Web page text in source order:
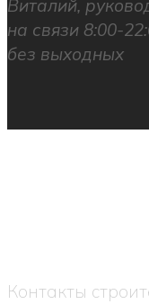
Виталий,
на связи 8:00-
без выходных
Контакты